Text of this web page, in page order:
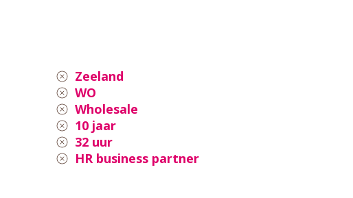
Zeeland
WO
Wholesale
10 jaar
32 uur
HR business partner